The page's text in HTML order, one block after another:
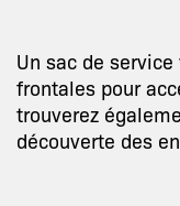
Un sac de
frontales pour
trouverez
découverte des